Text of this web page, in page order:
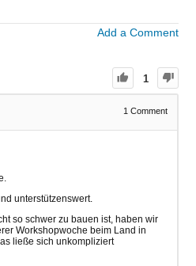
Add a Comment
1
1 Comment
unterstützenswert.
so schwer zu bauen ist, haben wir
Workshopwoche beim Land in
ließe sich unkompliziert